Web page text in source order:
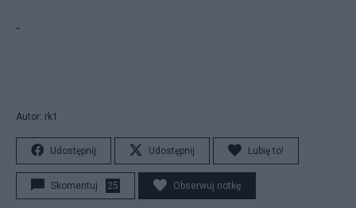
-
Autor: rk1
Udostępnij Udostępnij Lubię to!
Skomentuj 25 Obserwuj notkę